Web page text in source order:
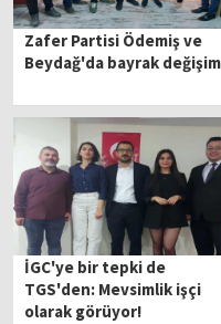
Zafer Partisi Ödemiş ve
Beydağ'da bayrak
İGC'ye bir tepki de
TGS'den: Mevsimlik işçi
olarak görüyor!